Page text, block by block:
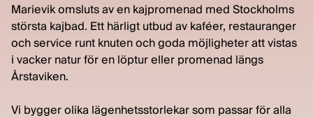
Marievik omsluts av en kajpromenad med Stockholms
största kajbad. Ett härligt utbud av kaféer, restauranger
och service runt knuten och goda möjligheter att vistas
i vacker natur för en löptur eller promenad längs
Årstaviken.
Vi bygger olika lägenhetsstorlekar som passar för alla